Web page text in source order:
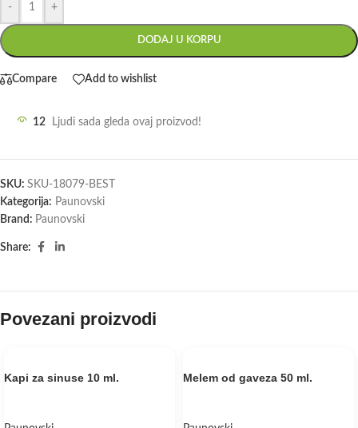
- +
DODAJ U KORPU
Compare Add to wishlist
12 Ljudi sada gleda ovaj proizvod!
SKU: SKU-18079-BEST
Kategorija: Paunovski
Brand: Paunovski
Share:
Povezani proizvodi
Kapi za sinuse 10 ml. Melem od gaveza 50 ml.